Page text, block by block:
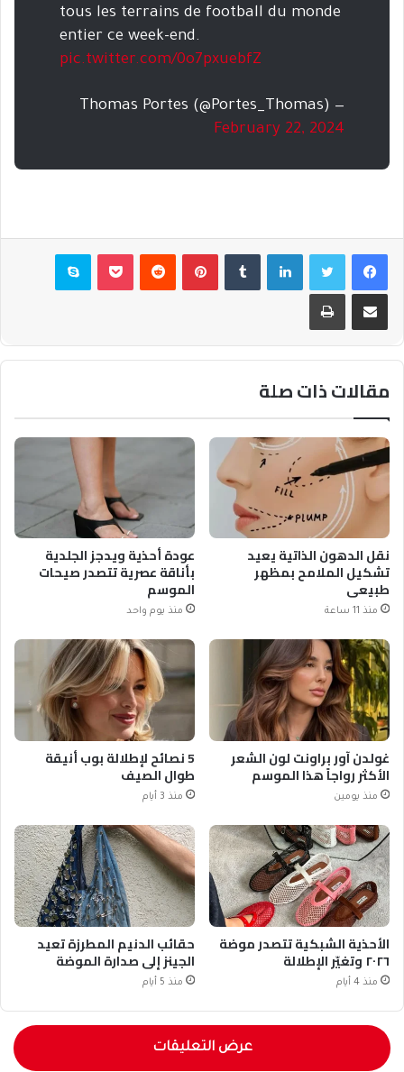
tous les terrains de football du monde
entier ce week-end.
pic.twitter.com/0o7pxuebfZ
— Thomas Portes (@Portes_Thomas)
February 22, 2024
فيسبوكتويتر لينكدإن بينتيريست بوكيت سكايب
مشاركة عبر البريد طباعة
مقالات ذات صلة
نقل الدهون الذاتية يعيد
تشكيل الملامح بمظهر
طبيعي
منذ 11 ساعة
عودة أحذية ويدجز الجلدية
بأناقة عصرية تتصدر صيحات
الموسم
منذ يوم واحد
غولدن آور براونت لون الشعر
الأكثر رواجاً هذا الموسم
منذ يومين
5 نصائح لإطلالة بوب أنيقة
طوال الصيف
منذ 3 أيام
الأحذية الشبكية تتصدر موضة
٢٠٢٦ وتغيّر الإطلالة
منذ 4 أيام
حقائب الدنيم المطرزة تعيد
الجينز إلى صدارة الموضة
منذ 5 أيام
عرض التعليقات